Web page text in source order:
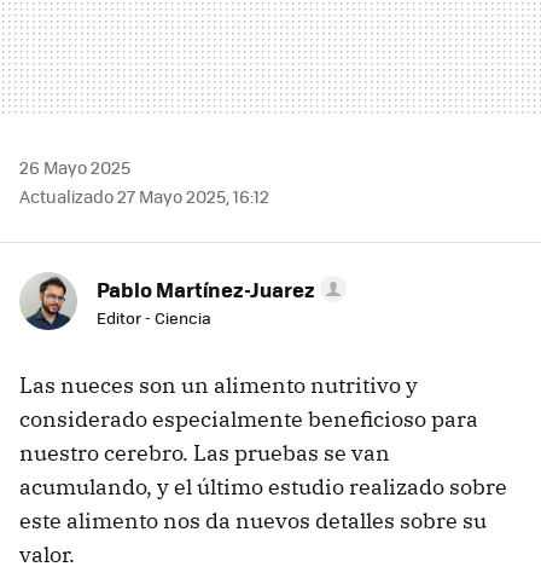
26 Mayo 2025
Actualizado 27 Mayo 2025, 16:12
Pablo Martínez-Juarez
Editor - Ciencia
Las nueces son un alimento nutritivo y
considerado especialmente beneficioso para
nuestro cerebro. Las pruebas se van
acumulando, y el último estudio realizado sobre
este alimento nos da nuevos detalles sobre su
valor.